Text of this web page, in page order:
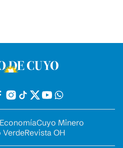
EconomíaCuyo Minero
VerdeRevista OH